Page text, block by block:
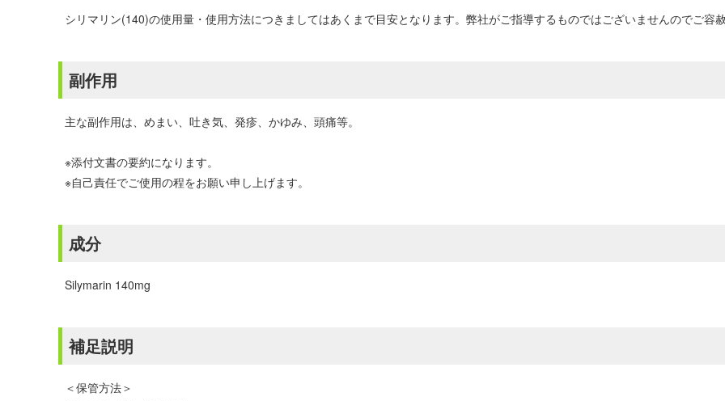
シリマリン(140)の使用量・使用方法につきましてはあくまで目安となります。弊社がご指導するものではございませんのでご容赦
副作用
主な副作用は、めまい、吐き気、発疹、かゆみ、頭痛等。
※添付文書の要約になります。
※自己責任でご使用の程をお願い申し上げます。
成分
Silymarin 140mg
補足説明
＜保管方法＞